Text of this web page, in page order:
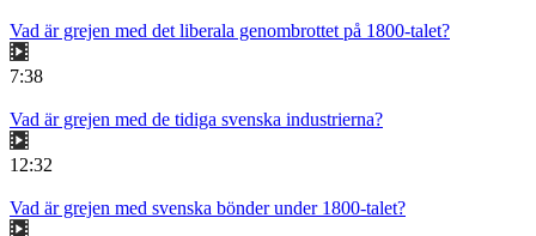
Vad är grejen med det liberala genombrottet på 1800-talet?
7:38
Vad är grejen med de tidiga svenska industrierna?
12:32
Vad är grejen med svenska bönder under 1800-talet?